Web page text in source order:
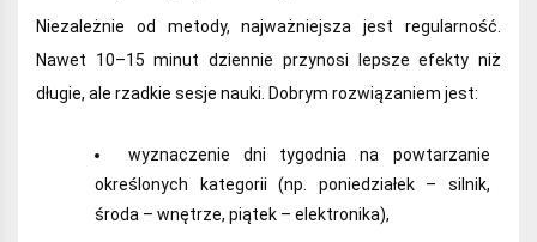
Niezależnie od metody, najważniejsza jest regularność.
Nawet 10–15 minut dziennie przynosi lepsze efekty niż
długie, ale rzadkie sesje nauki. Dobrym rozwiązaniem jest:
wyznaczenie dni tygodnia na powtarzanie
określonych kategorii (np. poniedziałek – silnik,
środa – wnętrze, piątek – elektronika),